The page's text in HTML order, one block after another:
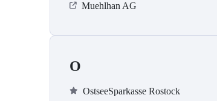
Muehlhan AG
O
OstseeSparkasse Rostock